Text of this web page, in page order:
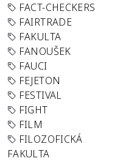
FACT-CHECKERS
FAIRTRADE
FAKULTA
FANOUŠEK
FAUCI
FEJETON
FESTIVAL
FIGHT
FILM
FILOZOFICKÁ
FAKULTA